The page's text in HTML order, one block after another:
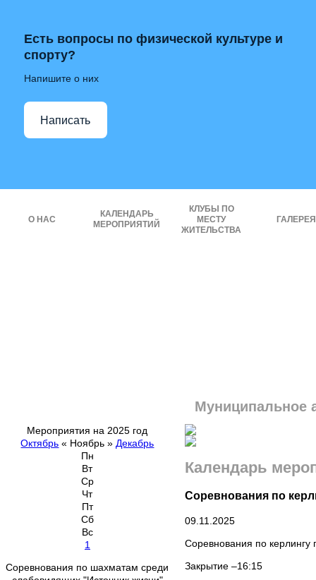
Есть вопросы по физической культуре и
спорту?
Напишите о них
Написать
О НАС
КАЛЕНДАРЬ
МЕРОПРИЯТИЙ
КЛУБЫ ПО
МЕСТУ
ЖИТЕЛЬСТВА
ГАЛЕРЕЯ
Муниципальное
Мероприятия на 2025 год
Октябрь « Ноябрь » Декабрь
Пн
Вт
Ср
Чт
Пт
Сб
Вс
1
Соревнования по шахматам среди
Календарь
Соревнования по
09.11.2025
Соревнования по керлингу
Закрытие –16:15